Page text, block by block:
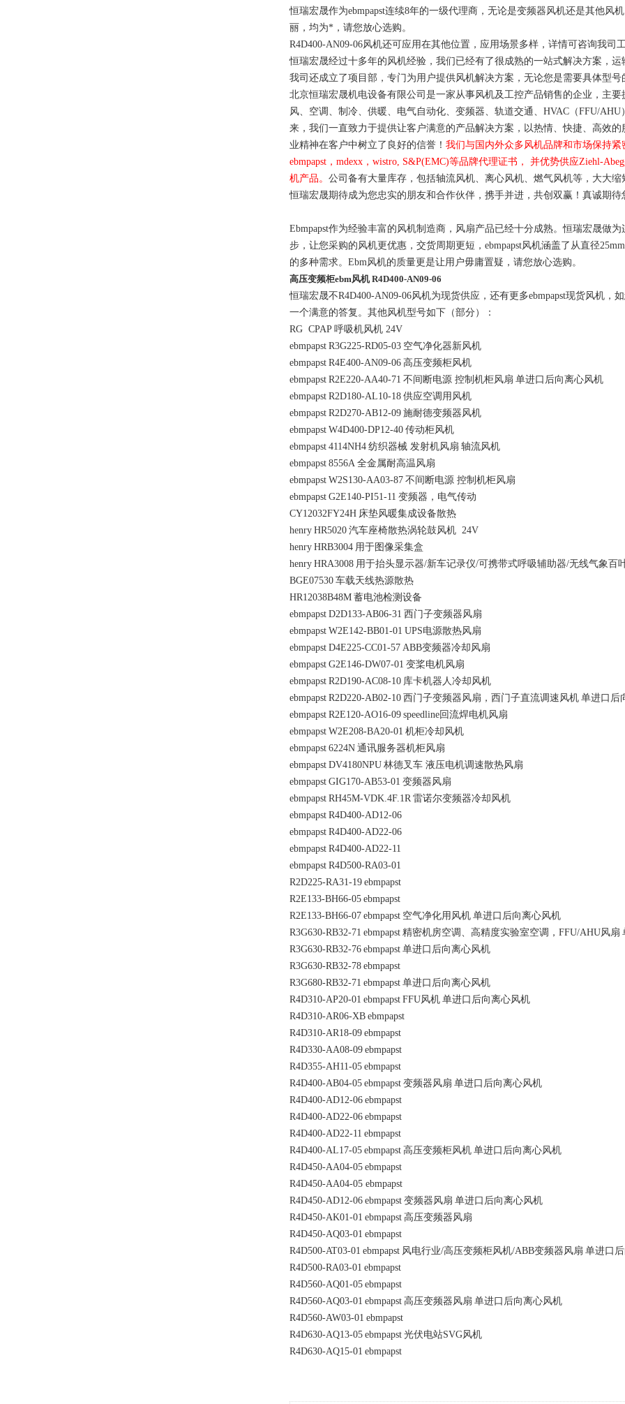
恒瑞宏晟作为ebmpapst连续8年的一级代理商，无论是变频器风机还是其他风机
丽，均为*，请您放心选购。
R4D400-AN09-06风机还可应用在其他位置，应用场景多样，详情可咨询我司工
恒瑞宏晟经过十多年的风机经验，我们已经有了很成熟的一站式解决方案，
我司还成立了项目部，专门为用户提供风机解决方案，无论您是需要具体型
北京恒瑞宏晟机电设备有限公司是一家从事风机及工控产品销售的企业，主
风、空调、制冷、供暖、电气自动化、变频器、轨道交通、HVAC（FFU/
来，我们一直致力于提供让客户满意的产品解决方案，以热情、快捷、高效
业精神在客户中树立了良好的信誉！ 我们与国内外众多风机品牌和市场保持
ebmpapst，mdexx，wistro, S&P(EMC)等品牌代理证书， 并优势供应Ziehl-
机产品。 公司备有大量库存，包括轴流风机、离心风机、燃气风机等，大大
恒瑞宏晟期待成为您忠实的朋友和合作伙伴，携手并进，共创双赢！ 真诚期待
Ebmpapst作为经验丰富的风机制造商，风扇产品已经十分成熟。恒瑞宏晟做为
步，让您采购的风机更优惠，交货周期更短，ebmpapst风机涵盖了从直径
的多种需求。 Ebm风机的质量更是让用户毋庸置疑，请您放心选购。
高压变频柜ebm风机 R4D400-AN09-06
恒瑞宏晟不R4D400-AN09-06风机为现货供应，还有更多ebmpapst现货风机
一个满意的答复。其他风机型号如下（部分）：
RG CPAP 呼吸机风机 24V
ebmpapst R3G225-RD05-03 空气净化器新风机
ebmpapst R4E400-AN09-06 高压变频柜风机
ebmpapst R2E220-AA40-71 不间断电源 控制机柜风扇 单进口后向离心风机
ebmpapst R2D180-AL10-18 供应空调用风机
ebmpapst R2D270-AB12-09 施耐德变频器风机
ebmpapst W4D400-DP12-40 传动柜风机
ebmpapst 4114NH4 纺织器械 发射机风扇 轴流风机
ebmpapst 8556A 全金属耐高温风扇
ebmpapst W2S130-AA03-87 不间断电源 控制机柜风扇
ebmpapst G2E140-PI51-11 变频器，电气传动
CY12032FY24H 床垫风暖集成设备散热
henry HR5020 汽车座椅散热涡轮鼓风机 24V
henry HRB3004 用于图像采集盒
henry HRA3008 用于抬头显示器/新车记录仪/可携带式呼吸辅助器/无线气象百
BGE07530 车载天线热源散热
HR12038B48M 蓄电池检测设备
ebmpapst D2D133-AB06-31 西门子变频器风扇
ebmpapst W2E142-BB01-01 UPS电源散热风扇
ebmpapst D4E225-CC01-57 ABB变频器冷却风扇
ebmpapst G2E146-DW07-01 变桨电机风扇
ebmpapst R2D190-AC08-10 库卡机器人冷却风机
ebmpapst R2D220-AB02-10 西门子变频器风扇，西门子直流调速风机 单进口后
ebmpapst R2E120-AO16-09 speedline回流焊电机风扇
ebmpapst W2E208-BA20-01 机柜冷却风机
ebmpapst 6224N 通讯服务器机柜风扇
ebmpapst DV4180NPU 林德叉车 液压电机调速散热风扇
ebmpapst GIG170-AB53-01 变频器风扇
ebmpapst RH45M-VDK.4F.1R 雷诺尔变频器冷却风机
ebmpapst R4D400-AD12-06
ebmpapst R4D400-AD22-06
ebmpapst R4D400-AD22-11
ebmpapst R4D500-RA03-01
R2D225-RA31-19 ebmpapst
R2E133-BH66-05 ebmpapst
R2E133-BH66-07 ebmpapst 空气净化用风机 单进口后向离心风机
R3G630-RB32-71 ebmpapst 精密机房空调、高精度实验室空调，FFU/AHU风扇
R3G630-RB32-76 ebmpapst 单进口后向离心风机
R3G630-RB32-78 ebmpapst
R3G680-RB32-71 ebmpapst 单进口后向离心风机
R4D310-AP20-01 ebmpapst FFU风机 单进口后向离心风机
R4D310-AR06-XB ebmpapst
R4D310-AR18-09 ebmpapst
R4D330-AA08-09 ebmpapst
R4D355-AH11-05 ebmpapst
R4D400-AB04-05 ebmpapst 变频器风扇 单进口后向离心风机
R4D400-AD12-06 ebmpapst
R4D400-AD22-06 ebmpapst
R4D400-AD22-11 ebmpapst
R4D400-AL17-05 ebmpapst 高压变频柜风机 单进口后向离心风机
R4D450-AA04-05 ebmpapst
R4D450-AA04-05 ebmpapst
R4D450-AD12-06 ebmpapst 变频器风扇 单进口后向离心风机
R4D450-AK01-01 ebmpapst 高压变频器风扇
R4D450-AQ03-01 ebmpapst
R4D500-AT03-01 ebmpapst 风电行业/高压变频柜风机/ABB变频器风扇 单进口
R4D500-RA03-01 ebmpapst
R4D560-AQ01-05 ebmpapst
R4D560-AQ03-01 ebmpapst 高压变频器风扇 单进口后向离心风机
R4D560-AW03-01 ebmpapst
R4D630-AQ13-05 ebmpapst 光伏电站SVG风机
R4D630-AQ15-01 ebmpapst